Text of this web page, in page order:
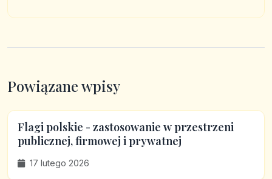
Powiązane wpisy
Flagi polskie - zastosowanie w przestrzeni
publicznej, firmowej i prywatnej
17 lutego 2026